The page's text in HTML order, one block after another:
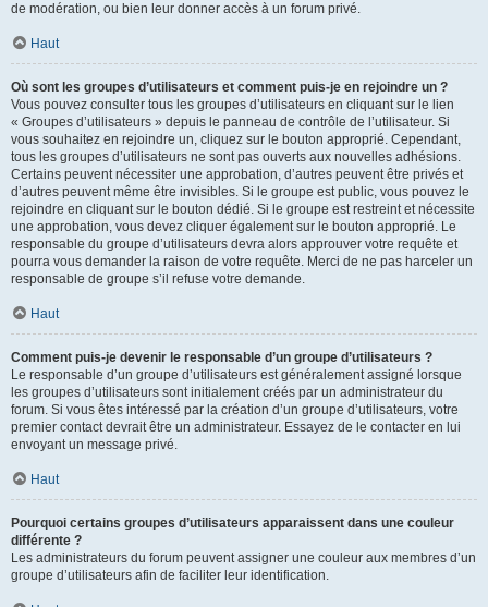
de modération, ou bien leur donner accès à un forum privé.
Haut
Où sont les groupes d’utilisateurs et comment puis-je en rejoindre un ?
Vous pouvez consulter tous les groupes d’utilisateurs en cliquant sur le lien
« Groupes d’utilisateurs » depuis le panneau de contrôle de l’utilisateur. Si
vous souhaitez en rejoindre un, cliquez sur le bouton approprié. Cependant,
tous les groupes d’utilisateurs ne sont pas ouverts aux nouvelles adhésions.
Certains peuvent nécessiter une approbation, d’autres peuvent être privés et
d’autres peuvent même être invisibles. Si le groupe est public, vous pouvez le
rejoindre en cliquant sur le bouton dédié. Si le groupe est restreint et nécessite
une approbation, vous devez cliquer également sur le bouton approprié. Le
responsable du groupe d’utilisateurs devra alors approuver votre requête et
pourra vous demander la raison de votre requête. Merci de ne pas harceler un
responsable de groupe s’il refuse votre demande.
Haut
Comment puis-je devenir le responsable d’un groupe d’utilisateurs ?
Le responsable d’un groupe d’utilisateurs est généralement assigné lorsque
les groupes d’utilisateurs sont initialement créés par un administrateur du
forum. Si vous êtes intéressé par la création d’un groupe d’utilisateurs, votre
premier contact devrait être un administrateur. Essayez de le contacter en lui
envoyant un message privé.
Haut
Pourquoi certains groupes d’utilisateurs apparaissent dans une couleur
différente ?
Les administrateurs du forum peuvent assigner une couleur aux membres d’un
groupe d’utilisateurs afin de faciliter leur identification.